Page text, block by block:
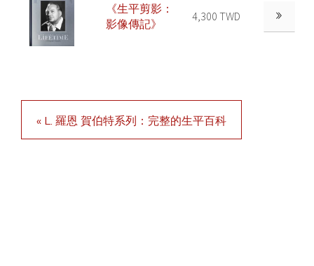
《生平剪影：
影像傳記》
4,300 TWD
« L. 羅恩 賀伯特系列：完整的生平百科